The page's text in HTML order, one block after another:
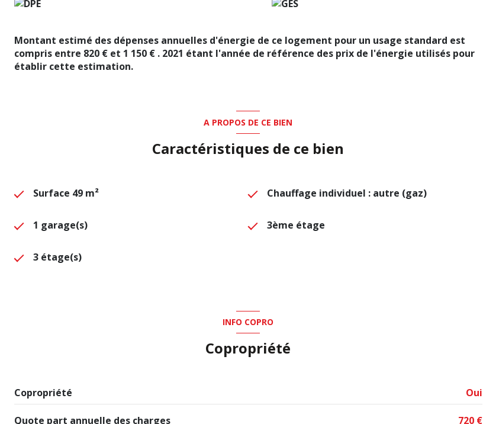
Montant estimé des dépenses annuelles d'énergie de ce logement pour un usage standard est
compris entre 820 € et 1 150 € . 2021 étant l'année de référence des prix de l'énergie utilisés pour
établir cette estimation.
A PROPOS DE CE BIEN
Caractéristiques de ce bien
Surface 49 m² Chauffage individuel : autre (gaz)
1 garage(s) 3ème étage
3 étage(s)
INFO COPRO
Copropriété
Copropriété Oui
Quote part annuelle des charges 720 €